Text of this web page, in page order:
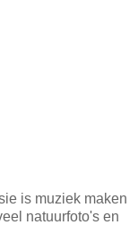
is muziek maken
natuurfoto's en